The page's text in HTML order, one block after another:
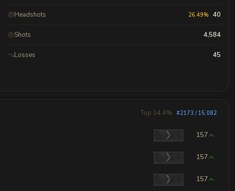
Headshots 26.49% 40
Shots 4,584
Losses 45
Top 14.4% #2173 / 15,082
157
157
157